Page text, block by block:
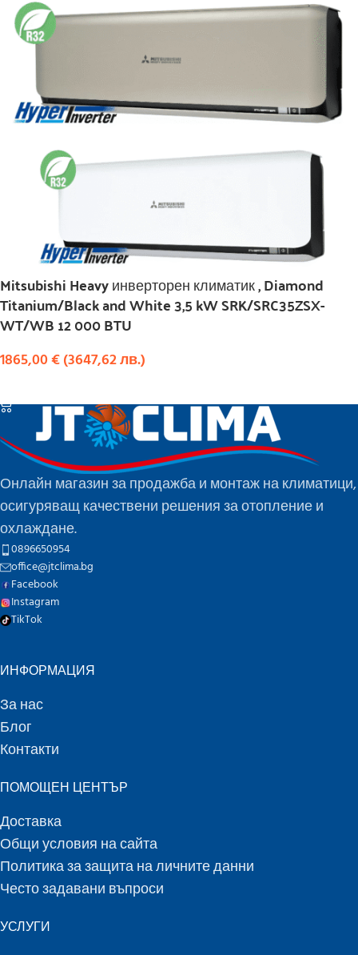
Mitsubishi Heavy инверторен климатик , Diamond
Titanium/Black and White 3,5 kW SRK/SRC35ZSX-
WT/WB 12 000 BTU
1865,00€(3647,62лв.)
Онлайн магазин за продажба и монтаж на климатици,
осигуряващ качествени решения за отопление и
охлаждане.
0896650954
office@jtclima.bg
Facebook
Instagram
TikTok
ИНФОРМАЦИЯ
За нас
Блог
Контакти
ПОМОЩЕН ЦЕНТЪР
Доставка
Общи условия на сайта
Политика за защита на личните данни
Често задавани въпроси
УСЛУГИ